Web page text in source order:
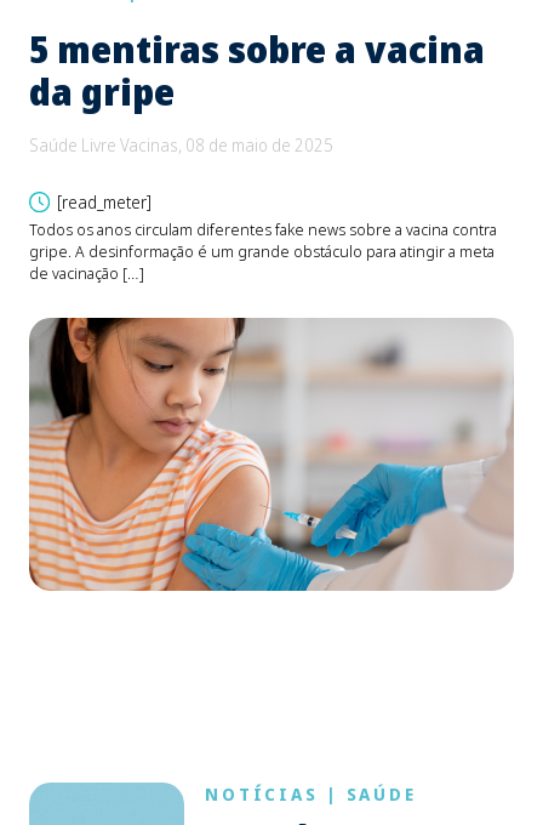
5 mentiras sobre a vacina
da gripe
Saúde Livre Vacinas, 08 de maio de 2025
[read_meter]
Todos os anos circulam diferentes fake news sobre a vacina contra
gripe. A desinformação é um grande obstáculo para atingir a meta
de vacinação […]
NOTÍCIAS | SAÚDE